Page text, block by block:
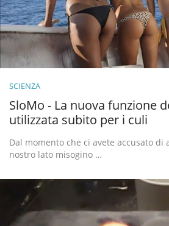
SCIENZA
SloMo - La nuova funzione
utilizzata subito per i culi
Dal momento che ci avete accusato di
nostro lato misogino …